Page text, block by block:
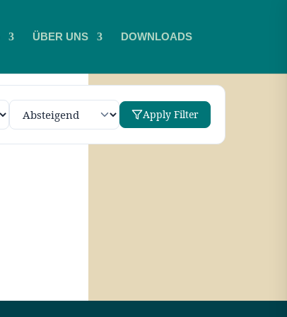
ÜBER UNS DOWNLOADS
Apply Filter